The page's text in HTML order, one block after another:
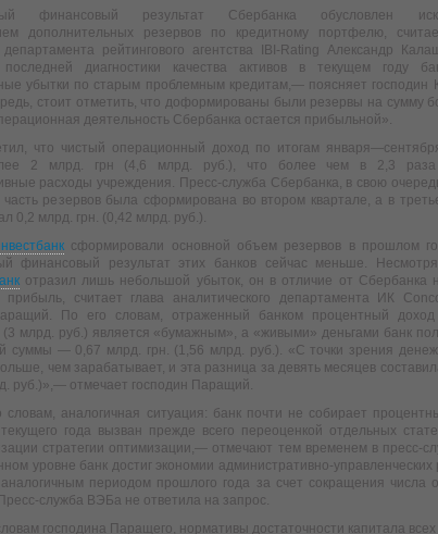
финансовый результат Сбербанка обусловлен
дополнительных резервов по кредитному портфелю,
рейтингового агентства IBI-Rating Александр
последней диагностики качества активов в текущем году
убытки по старым проблемным кредитам,— поясняет господин
стоит отметить, что доформированы были резервы на сумму
деятельность Сбербанка остается прибыльной».
что чистый операционный доход по итогам
2 млрд. грн (4,6 млрд. руб.), что более чем в 2,3 раза
расходы учреждения. Пресс-служба Сбербанка, в свою
часть резервов была сформирована во втором квартале, а в
0,2 млрд. грн. (0,42 млрд. руб.).
сформировали основной объем резервов в прошлом
финансовый результат этих банков сейчас меньше.
отразил лишь небольшой убыток, он в отличие от Сбербанка
прибыль, считает глава аналитического департамента ИК
По его словам, отраженный банком процентный
(3 млрд. руб.) является «бумажным», а «живыми» деньгами банк
суммы — 0,67 млрд. грн. (1,56 млрд. руб.). «С точки зрения
чем зарабатывает, и эта разница за девять месяцев
руб.)»,— отмечает господин Паращий.
аналогичная ситуация: банк почти не собирает
года вызван прежде всего переоценкой отдельных
стратегии оптимизации,— отмечают тем временем в пресс-
уровне банк достиг экономии административно-управленческих
периодом прошлого года за счет сокращения числа
служба ВЭБа не ответила на запрос.
господина Паращего, нормативы достаточности капитала всех